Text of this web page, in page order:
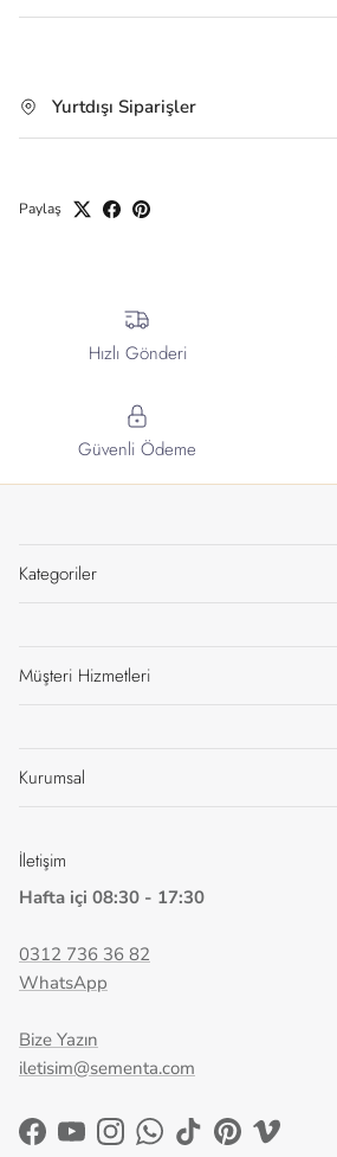
Yurtdışı Siparişler
Paylaş
Hızlı Gönderi
Güvenli Ödeme
Kategoriler
Müşteri Hizmetleri
Kurumsal
İletişim
Hafta içi 08:30 - 17:30
0312 736 36 82
WhatsApp
Bize Yazın
iletisim@sementa.com
Facebook
YouTubeInstagramWhatsApp
TikTokPinterestVimeo